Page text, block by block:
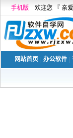
手机版 欢迎您 『 亲爱
网站首页 办公软件